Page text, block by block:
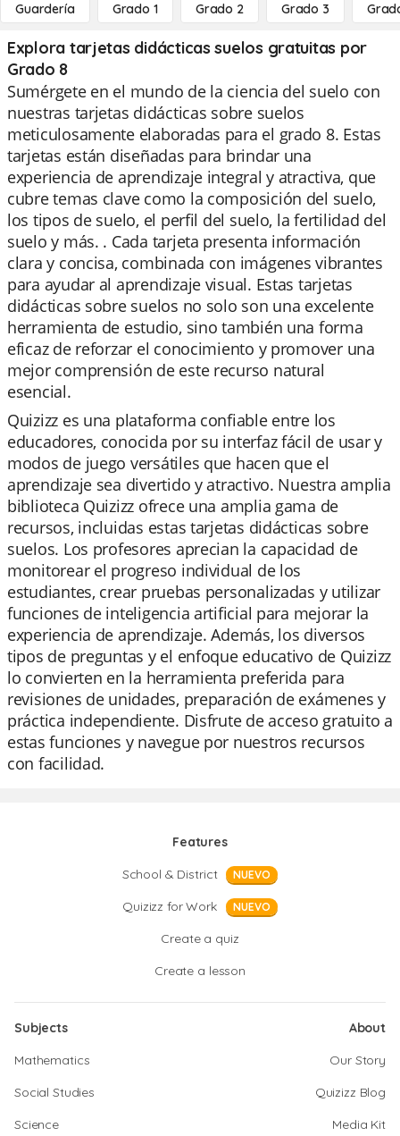
Guardería Grado 1 Grado 2 Grado 3
Explora tarjetas didácticas suelos gratuitas por
Grado 8
Sumérgete en el mundo de la ciencia del suelo con
nuestras tarjetas didácticas sobre suelos
meticulosamente elaboradas para el grado 8. Estas
tarjetas están diseñadas para brindar una
experiencia de aprendizaje integral y atractiva, que
cubre temas clave como la composición del suelo,
los tipos de suelo, el perfil del suelo, la fertilidad del
suelo y más. . Cada tarjeta presenta información
clara y concisa, combinada con imágenes vibrantes
para ayudar al aprendizaje visual. Estas tarjetas
didácticas sobre suelos no solo son una excelente
herramienta de estudio, sino también una forma
eficaz de reforzar el conocimiento y promover una
mejor comprensión de este recurso natural
esencial.
Quizizz es una plataforma confiable entre los
educadores, conocida por su interfaz fácil de usar y
modos de juego versátiles que hacen que el
aprendizaje sea divertido y atractivo. Nuestra amplia
biblioteca Quizizz ofrece una amplia gama de
recursos, incluidas estas tarjetas didácticas sobre
suelos. Los profesores aprecian la capacidad de
monitorear el progreso individual de los
estudiantes, crear pruebas personalizadas y utilizar
funciones de inteligencia artificial para mejorar la
experiencia de aprendizaje. Además, los diversos
tipos de preguntas y el enfoque educativo de Quizizz
lo convierten en la herramienta preferida para
revisiones de unidades, preparación de exámenes y
práctica independiente. Disfrute de acceso gratuito a
estas funciones y navegue por nuestros recursos
con facilidad.
Features
School & District
NUEVO
Quizizz for Work NUEVO
Create a quiz
Create a lesson
Subjects
Mathematics
Social Studies
Science
About
Our Story
Quizizz Blog
Media Kit